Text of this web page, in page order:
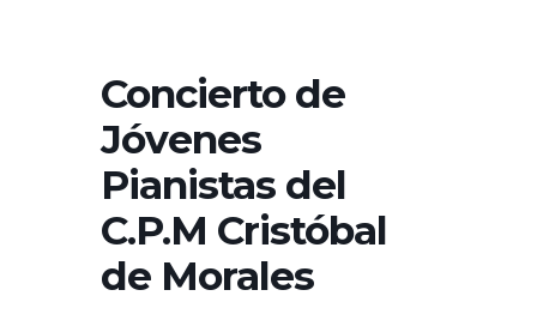
Concierto de
Jóvenes
Pianistas del
C.P.M Cristóbal
de Morales